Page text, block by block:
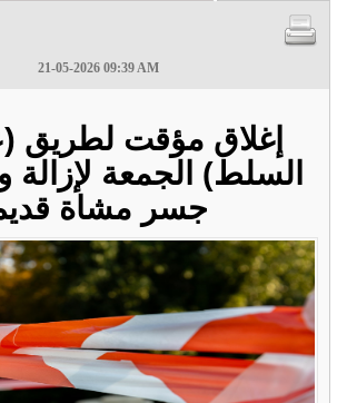
21-05-2026 09:39 AM
إغلاق مؤقت لطريق
السلط) الجمعة لإزالة
جسر مشاة